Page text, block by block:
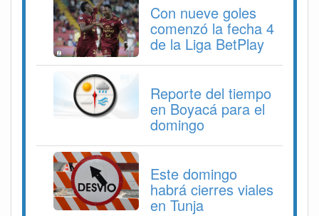
Con nueve goles
comenzó la fecha 4
de la Liga BetPlay
Reporte del tiempo
en Boyacá para el
domingo
Este domingo
habrá cierres viales
en Tunja